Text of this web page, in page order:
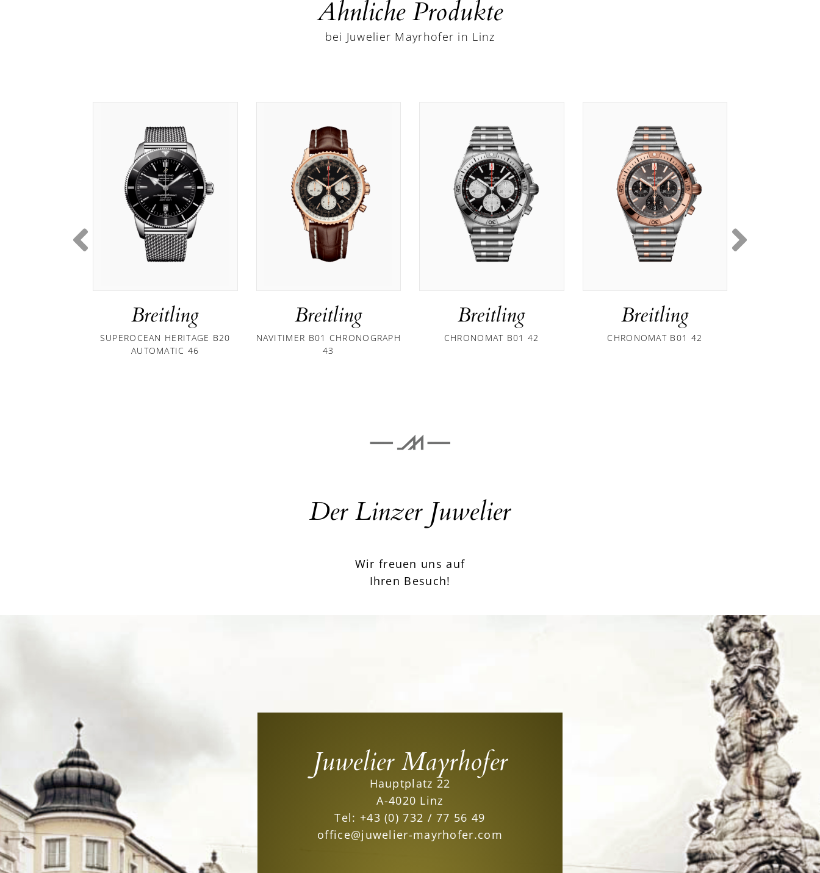
Ähnliche Produkte
bei Juwelier Mayrhofer in Linz
Breitling
SUPEROCEAN HERITAGE B20
AUTOMATIC 46
Breitling
NAVITIMER B01 CHRONOGRAPH
43
Breitling
CHRONOMAT B01 42
Breitling
CHRONOMAT B01 42
Der Linzer Juwelier
Wir freuen uns auf
Ihren Besuch!
Juwelier Mayrhofer
Hauptplatz 22
A-4020 Linz
Tel: +43 (0) 732 / 77 56 49
office@juwelier-mayrhofer.com